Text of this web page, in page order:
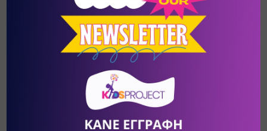
Ψυχοδυναμική Συμβουλευτική
Πικέρμι /Αθήνα (Αττική)
ΚΕ.ΘΕ.ΣΥ.